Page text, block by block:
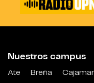
Nuestros campus
Ate Breña